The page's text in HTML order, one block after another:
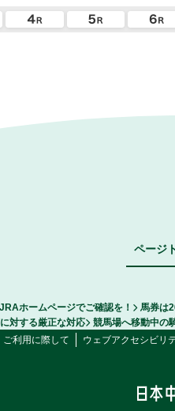
ページ
ホームページでご確認を！ 馬券は
対する厳正な対応
競馬場へ移動中の
ご利用に際して ウェブアクセシビリ